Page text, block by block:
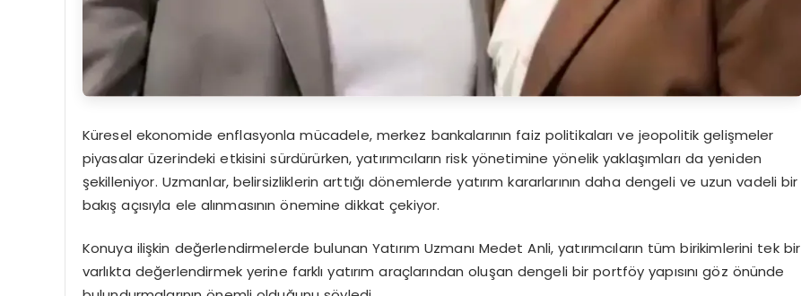
Küresel ekonomide enflasyonla mücadele, merkez bankalarının faiz politikaları ve jeopolitik gelişmeler
piyasalar üzerindeki etkisini sürdürürken, yatırımcıların risk yönetimine yönelik yaklaşımları da yeniden
şekilleniyor. Uzmanlar, belirsizliklerin arttığı dönemlerde yatırım kararlarının daha dengeli ve uzun vadeli bir
bakış açısıyla ele alınmasının önemine dikkat çekiyor.
Konuya ilişkin değerlendirmelerde bulunan Yatırım Uzmanı Medet Anli, yatırımcıların tüm birikimlerini tek bir
varlıkta değerlendirmek yerine farklı yatırım araçlarından oluşan dengeli bir portföy yapısını göz önünde